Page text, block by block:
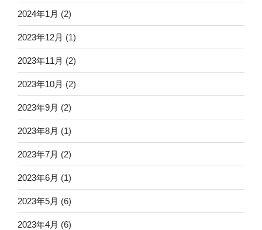
2024年1月 (2)
2023年12月 (1)
2023年11月 (2)
2023年10月 (2)
2023年9月 (2)
2023年8月 (1)
2023年7月 (2)
2023年6月 (1)
2023年5月 (6)
2023年4月 (6)